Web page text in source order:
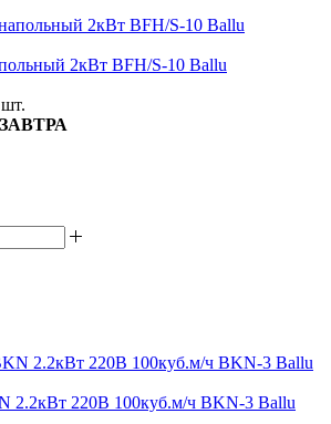
2кВт BFH/S-10 Ballu
2.2кВт 220В 100куб.м/ч BKN-3 Ballu